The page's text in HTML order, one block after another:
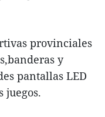
provinciales
y
pantallas LED
juegos.